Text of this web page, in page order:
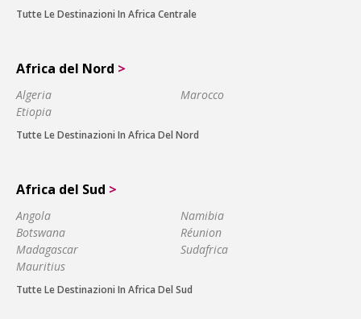
Tutte Le Destinazioni In Africa Centrale
Africa del Nord >
Algeria
Etiopia
Marocco
Tutte Le Destinazioni In Africa Del Nord
Africa del Sud >
Angola
Botswana
Madagascar
Mauritius
Namibia
Réunion
Sudafrica
Tutte Le Destinazioni In Africa Del Sud